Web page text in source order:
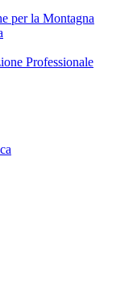
per la Montagna
Professionale